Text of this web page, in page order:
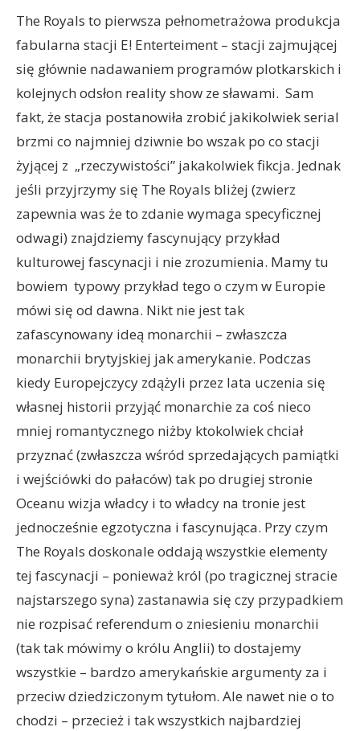
The Royals to pierwsza pełnometrażowa produkcja
fabularna stacji E! Enterteiment – stacji zajmującej
się głównie nadawaniem programów plotkarskich i
kolejnych odsłon reality show ze sławami. Sam
fakt, że stacja postanowiła zrobić jakikolwiek serial
brzmi co najmniej dziwnie bo wszak po co stacji
żyjącej z „rzeczywistości” jakakolwiek fikcja. Jednak
jeśli przyjrzymy się The Royals bliżej (zwierz
zapewnia was że to zdanie wymaga specyficznej
odwagi) znajdziemy fascynujący przykład
kulturowej fascynacji i nie zrozumienia. Mamy tu
bowiem typowy przykład tego o czym w Europie
mówi się od dawna. Nikt nie jest tak
zafascynowany ideą monarchii – zwłaszcza
monarchii brytyjskiej jak amerykanie. Podczas
kiedy Europejczycy zdążyli przez lata uczenia się
własnej historii przyjąć monarchie za coś nieco
mniej romantycznego niżby ktokolwiek chciał
przyznać (zwłaszcza wśród sprzedających pamiątki
i wejściówki do pałaców) tak po drugiej stronie
Oceanu wizja władcy i to władcy na tronie jest
jednocześnie egzotyczna i fascynująca. Przy czym
The Royals doskonale oddają wszystkie elementy
tej fascynacji – ponieważ król (po tragicznej stracie
najstarszego syna) zastanawia się czy przypadkiem
nie rozpisać referendum o zniesieniu monarchii
(tak tak mówimy o królu Anglii) to dostajemy
wszystkie – bardzo amerykańskie argumenty za i
przeciw dziedziczonym tytułom. Ale nawet nie o to
chodzi – przecież i tak wszystkich najbardziej